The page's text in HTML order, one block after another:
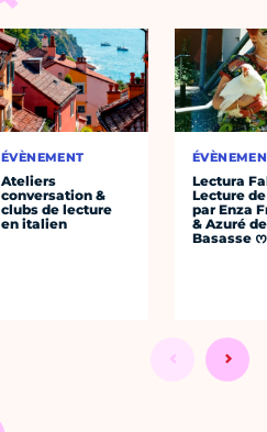
ÉVÈNEMENT
Ateliers
conversation &
clubs de lecture
en italien
Lectura
Lecture
par Enza
& Azuré
Basasse ᰔ